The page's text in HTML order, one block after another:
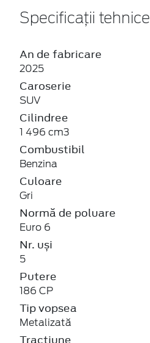
Specificații tehnice
An de fabricare
2025
Caroserie
SUV
Cilindree
1 496 cm3
Combustibil
Benzina
Culoare
Gri
Normă de poluare
Euro 6
Nr. uși
5
Putere
186 CP
Tip vopsea
Metalizată
Tracțiune